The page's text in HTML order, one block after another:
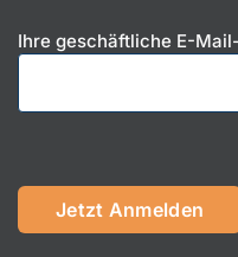
Ihre geschäftliche E-
i
t